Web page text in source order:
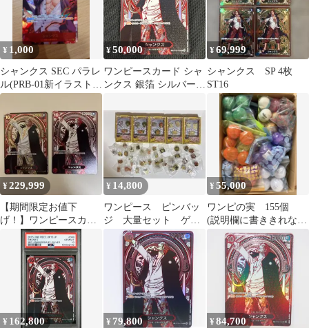
¥ 1,000
シャンクス SEC パラレ
ル(PRB-01新イラスト)
OP01-120
¥50,000
ワンピースカード シャ
ンクス 銀箔 シルバー
OP09-004 受け継がれる
意志
¥69,999
シャンクス SP 4枚
ST16
¥229,999
【期間限定お値下
げ！】ワンピースカー
ド シャンクス 金銀SP
受け継がれる意志
¥ 14,800
ワンピース ピンバッ
ジ 大量セット ゲー
ムDEポン！ キャラコ
レ 2002
¥55,000
ワンピの実 155個
(説明欄に書ききれない
ため、不明な点はお知
らせください！)
¥ 162,800 ¥ 79,800 ¥84,700